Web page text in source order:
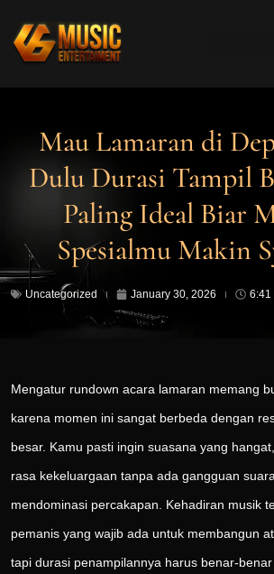
Mau Lamaran di
Dulu Durasi Tampil
Paling Ideal Biar
Spesialmu Makin
Uncategorized January 30, 2026 6:41
Mengatur rundown acara lamaran memang
karena momen ini sangat berbeda dengan
besar. Kamu pasti ingin suasana yang
rasa kekeluargaan tanpa ada gangguan
mendominasi percakapan. Kehadiran musik
pemanis yang wajib ada untuk membangun
tapi durasi penampilannya harus benar-